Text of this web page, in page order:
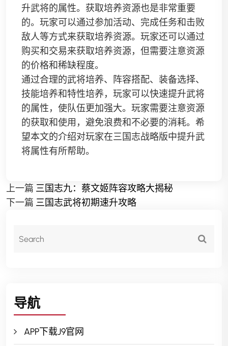
升武将的属性。获取培养资源也是非常重要
的。玩家可以通过参加活动、完成任务和击败
敌人等方式来获取培养资源。玩家还可以通过
购买和交易来获取培养资源，但需要注意资源
的价格和稀缺程度。
通过合理的武将培养、阵容搭配、装备选择、
技能培养和特性培养，玩家可以快速提升武将
的属性，使队伍更加强大。玩家需要注意资源
的获取和使用，避免浪费和不必要的消耗。希
望本文的介绍对玩家在三国志战略版中提升武
将属性有所帮助。
上一篇 三国志九：蔡文姬阵容攻略大揭秘
下一篇 三国志武将初期速升攻略
导航
APP下载J9官网